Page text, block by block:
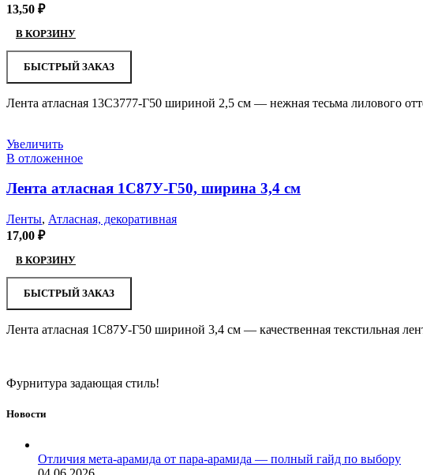
13,50 ₽
В КОРЗИНУ
БЫСТРЫЙ ЗАКАЗ
Лента атласная 13С3777-Г50 шириной 2,5 см — нежная тесьма лилового
Увеличить
В отложенное
Лента атласная 1С87У-Г50, ширина 3,4 см
Ленты, Атласная, декоративная
17,00 ₽
В КОРЗИНУ
БЫСТРЫЙ ЗАКАЗ
Лента атласная 1С87У-Г50 шириной 3,4 см — качественная текстильная
Фурнитура задающая стиль!
Новости
Отличия мета-арамида от пара-арамида — полный гайд по выбору